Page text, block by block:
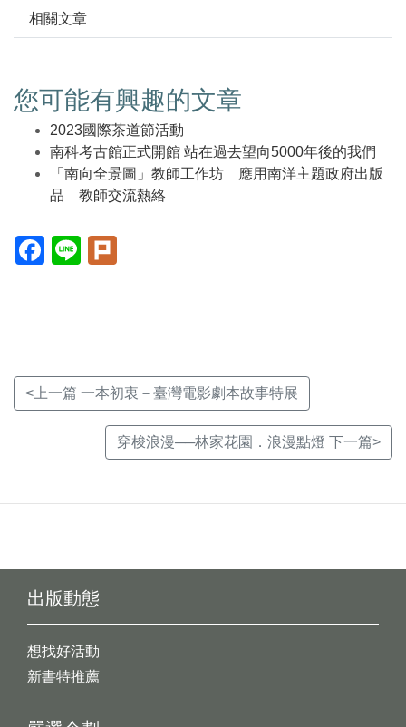
相關文章
您可能有興趣的文章
2023國際茶道節活動
南科考古館正式開館 站在過去望向5000年後的我們
「南向全景圖」教師工作坊 應用南洋主題政府出版
品 教師交流熱絡
Facebook(另
開
Line(另
開
<上一篇 一本初衷－臺灣電影劇本故事特展
穿梭浪漫──林家花園．浪漫點燈 下一篇>
出版動態
想找好活動
新書特推薦